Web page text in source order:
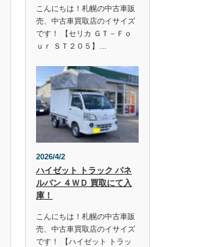
こんにちは！札幌の中古車販
売、中古車買取店のイサイズ
です！ 【セリカ ＧＴ－Ｆｏ
ｕｒ ＳＴ２０５】…
2026/4/2
ハイゼット トラック パネ
ルバン ４ＷＤ 買取にて入
庫！
こんにちは！札幌の中古車販
売、中古車買取店のイサイズ
です！ 【ハイゼット トラッ